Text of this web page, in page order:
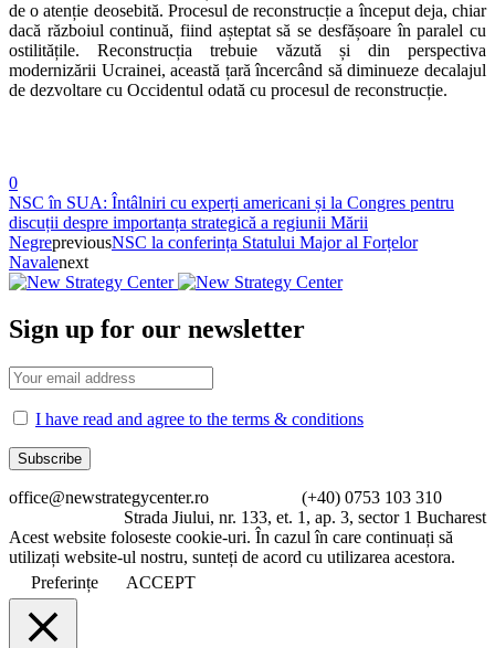
de o atenție deosebită. Procesul de reconstrucție a început deja, chiar
dacă războiul continuă, fiind așteptat să se desfășoare în paralel cu
ostilitățile. Reconstrucția trebuie văzută și din perspectiva
modernizării Ucrainei, această țară încercând să diminueze decalajul
de dezvoltare cu Occidentul odată cu procesul de reconstrucție.
0
NSC în SUA: Întâlniri cu experți americani și la Congres pentru
discuții despre importanța strategică a regiunii Mării
NegrepreviousNSC la conferința Statului Major al Forțelor
Navalenext
Sign up for our newsletter
I have read and agree to the terms & conditions
office@newstrategycenter.ro (+40) 0753 103 310
Strada Jiului, nr. 133, et. 1, ap. 3, sector 1 Bucharest
Acest website foloseste cookie-uri. În cazul în care continuați să
utilizați website-ul nostru, sunteți de acord cu utilizarea acestora.
Preferințe
ACCEPT